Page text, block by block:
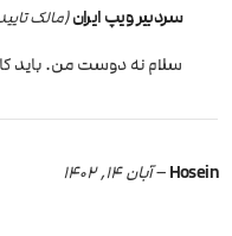
سردبیر ویپ ایران(مالک
سلام نه دوست من. باید
Hosein
–آبان 14, 1402